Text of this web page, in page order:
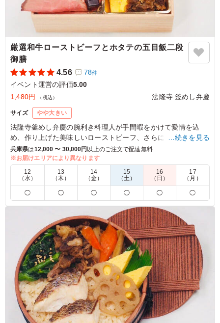
厳選和牛ローストビーフとホタテの五目飯二段
御膳
4.56
78件
イベント運営の評価5.00
1,480円
（税込） 法隆寺 釜めし弁慶
サイズ やや大きい
法隆寺釜めし弁慶の腕利き料理人が手間暇をかけて愛情を込
め、作り上げた美味しいローストビーフ、さらにご飯の上に旨
味あふれるホタテが、ご飯との相性抜群です。
5.0
肉厚ホタテの五目飯とローストビーフという文言だけで興
味をもってもらえるお弁当で、とても人気でした。彩りも
良くボリューム満点で美味しくいただけましたので満足し
ご利用シーン：イベント運営›展示会
奈良県橿原市土橋町2025/06/01
…続きを見る
兵庫県は12,000 〜 30,000円以上のご注文で配達無料
※お届けエリアにより異なります
12
（水）
13
（木）
14
（金）
15
（土）
16
（日）
17
（月）
◯ ◯ ◯ ◯ ◯ ◯